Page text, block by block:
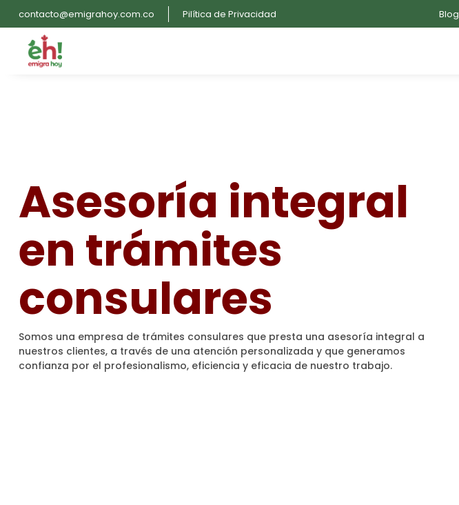
contacto@emigrahoy.com.co Pilítica de Privacidad Blog
Asesoría integral
en trámites
consulares
Somos una empresa de trámites consulares que presta una asesoría integral a
nuestros clientes, a través de una atención personalizada y que generamos
confianza por el profesionalismo, eficiencia y eficacia de nuestro trabajo.